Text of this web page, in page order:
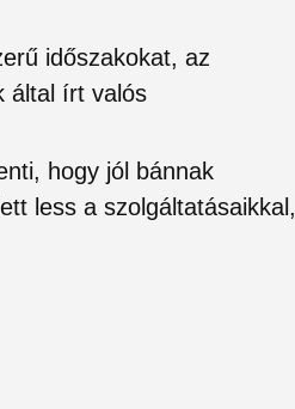
időszakokat, az
által írt valós
hogy jól bánnak
less a szolgáltatásaikkal,